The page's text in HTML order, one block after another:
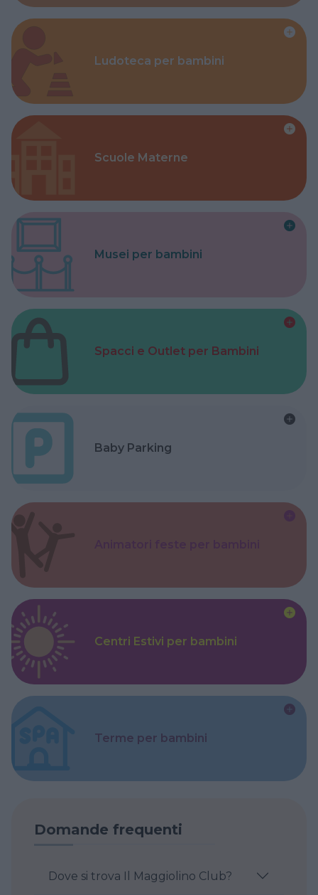
Ludoteca per bambini
Scuole Materne
Musei per bambini
Spacci e Outlet per Bambini
Baby Parking
Centri Estivi per bambini
Terme per bambini
Domande frequenti
Dove si trova Il Maggiolino Club?